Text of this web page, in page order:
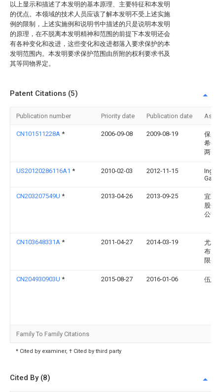
以上显示和描述了本发明的基本原理、主要特征和本发明
的优点。本领域的技术人员应该了解本发明不受上述实施
例的限制，上述实施例和说明书中描述的只是说明本发明
的原理，在不脱离本发明精神和范围的前提下本发明还会
有各种变化和改进，这些变化和改进都落入要求保护的本
发明范围内。本发明要求保护范围由所附的权利要求书及
其等同物界定。
Patent Citations (5)
Publication number Priority date Publication date
CN101511228A * 2006-09-08 2009-08-19
保罗
希有
两合
US20120286116A1 * 2010-02-03 2012-11-15
Ingo
CN203207549U * 2013-04-26 2013-09-25
宜玛
股份
公司
CN103648331A * 2011-04-27 2014-03-19
尤利
布卢
限公
CN204930903U * 2015-08-27 2016-01-06 伍志
Family To Family Citations
* Cited by examiner, † Cited by third party
Cited By (8)